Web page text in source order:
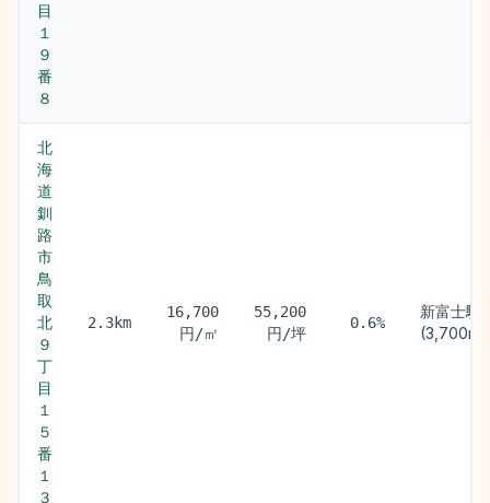
目
１
９
番
８
北
海
道
釧
路
市
鳥
取
北
９
丁
目
１
５
番
１
３
2.3km
16,700
円/㎡
55,200
円/坪
0.6%
新富士駅
(3,700m)